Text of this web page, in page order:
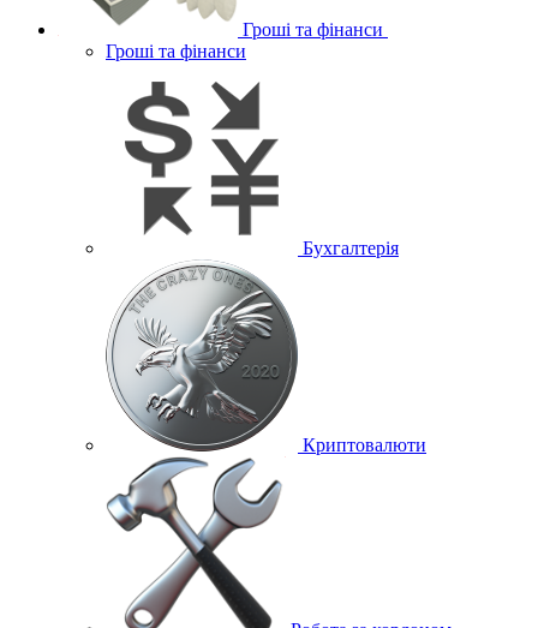
Гроші та фінанси
Гроші та фінанси
Бухгалтерія
Криптовалюти